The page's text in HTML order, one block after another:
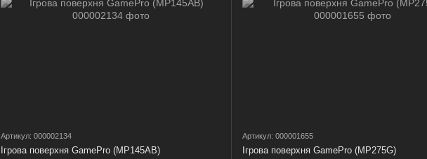
Артикул: 000002134
Ігрова поверхня GamePro (MP145AB)
Артикул: 000001655
Ігрова поверхня GamePro (MP275G)